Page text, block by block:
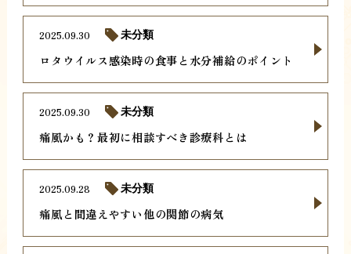
ロタウイルス感染時の食事と水分補給のポイント
2025.09.30 未分類
痛風かも？最初に相談すべき診療科とは
2025.09.30 未分類
痛風と間違えやすい他の関節の病気
2025.09.28 未分類